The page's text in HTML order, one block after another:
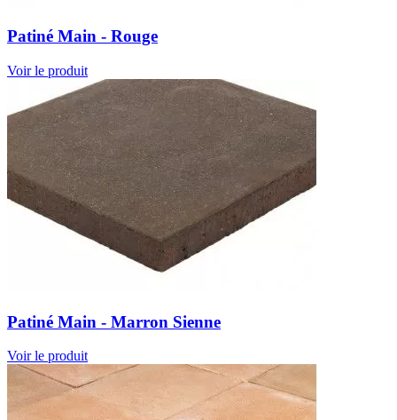
Patiné Main - Rouge
Voir le produit
Patiné Main - Marron Sienne
Voir le produit